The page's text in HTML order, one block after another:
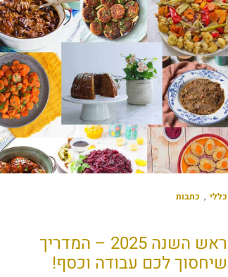
כללי , כתבות
ראש השנה 2025 – המדריך
שיחסוך לכם עבודה וכסף!